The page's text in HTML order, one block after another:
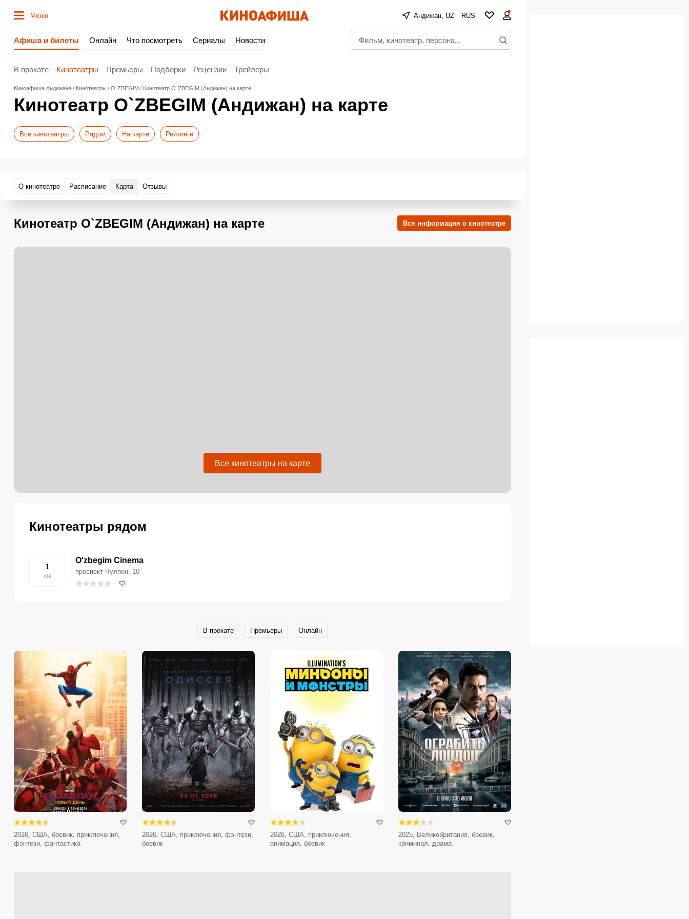
Меню Андижан, UZ RUS
Афиша и билеты Онлайн Что посмотреть Сериалы Новости
В прокате Кинотеатры Премьеры Подборки Рецензии Трейлеры
Киноафиша Андижана Кинотеатры O`ZBEGIM Кинотеатр O`ZBEGIM (Андижан) на карте
Кинотеатр O`ZBEGIM (Андижан) на карте
Все кинотеатры Рядом На карте Рейтинги
О кинотеатре Расписание Карта Отзывы
Кинотеатр O`ZBEGIM (Андижан) на карте Вся информация о кинотеатре
Все кинотеатры на карте
Кинотеатры рядом
1
км
O'zbegim Cinema
проспект Чулпон, 10
В прокате Премьеры Онлайн
2026, США, боевик, приключения,
фэнтези, фантастика
2026, США, приключения, фэнтези,
боевик
2026, США, приключения,
анимация, боевик
2025, Великобритания, боевик,
криминал, драма